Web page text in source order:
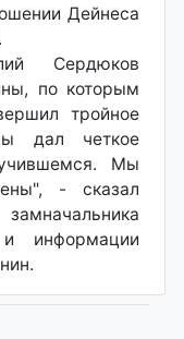
Дейнеса
Сердюков
по которым
тройное
дал четкое
Мы
- сказал
информации